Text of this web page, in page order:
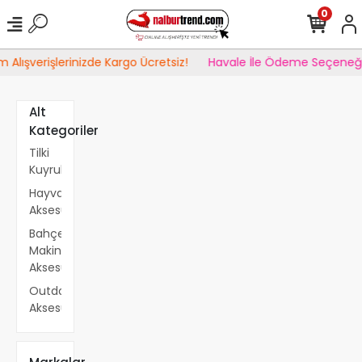
Kargo Ücretsiz! Havale İle Ödeme
0
Alt
Kategoriler
Tilki
Kuyrukları
Hayvancılık
Aksesuarları
Bahçe
Makine
Aksesuarları
Outdoor
Aksesuarları